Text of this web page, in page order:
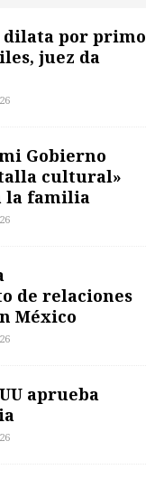
dilata por primo
juez da
Gobierno
cultural»
la familia
de relaciones
México
aprueba